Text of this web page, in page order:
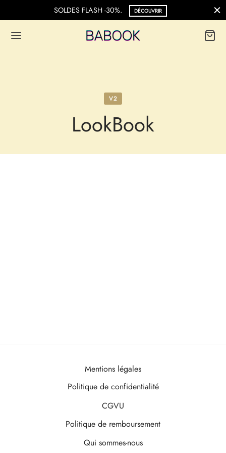
SOLDES FLASH -30%. DÉCOUVRIR
V2
LookBook
Mentions légales
Politique de confidentialité
CGVU
Politique de remboursement
Qui sommes-nous